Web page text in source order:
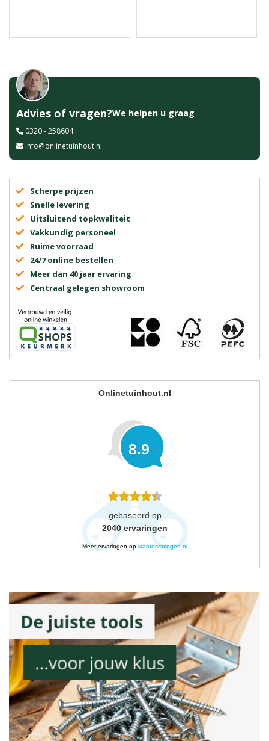
Advies of vragen?We helpen u graag
0320 - 258604
info@onlinetuinhout.nl
Scherpe prijzen
Snelle levering
Uitsluitend topkwaliteit
Vakkundig personeel
Ruime voorraad
24/7 online bestellen
Meer dan 40 jaar ervaring
Centraal gelegen showroom
Onlinetuinhout.nl
8.9
gebaseerd op
2040 ervaringen
Meer ervaringen op klantervaringen.nl